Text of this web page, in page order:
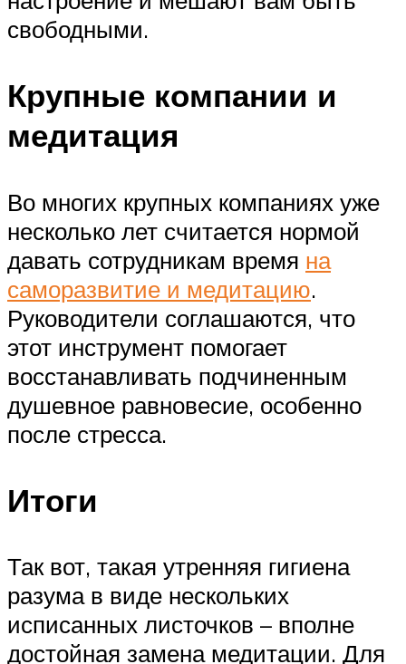
свободными.
Крупные компании и
медитация
Во многих крупных компаниях уже
несколько лет считается нормой
давать сотрудникам время на
саморазвитие и медитацию.
Руководители соглашаются, что
этот инструмент помогает
восстанавливать подчиненным
душевное равновесие, особенно
после стресса.
Итоги
Так вот, такая утренняя гигиена
разума в виде нескольких
исписанных листочков – вполне
достойная замена медитации. Для